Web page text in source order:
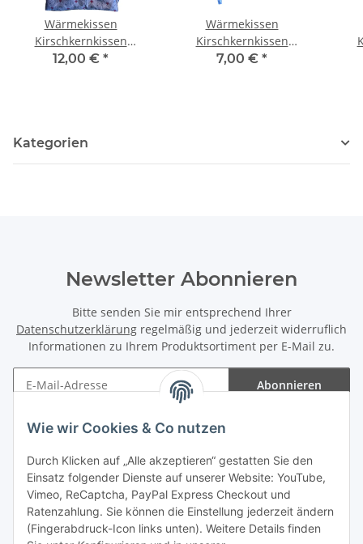
Wie wir Cookies & Co nutzen
Durch Klicken auf „Alle akzeptieren“ gestatten Sie den
Einsatz folgender Dienste auf unserer Website: YouTube,
Vimeo, ReCaptcha, PayPal Express Checkout und
Ratenzahlung. Sie können die Einstellung jederzeit ändern
(Fingerabdruck-Icon links unten). Weitere Details finden
Wärmekissen
Kirschkernkissen
rechteckig "Pferdeliebe"
12,00 € *
Wärmekissen
Kirschkernkissen
quadratisch zweifarbig
7,00 € *
Kategorien
Newsletter Abonnieren
Bitte senden Sie mir entsprechend Ihrer
Datenschutzerklärung regelmäßig und jederzeit widerruflich
Informationen zu Ihrem Produktsortiment per E-Mail zu.
Abonnieren
Gesetzliche Informationen